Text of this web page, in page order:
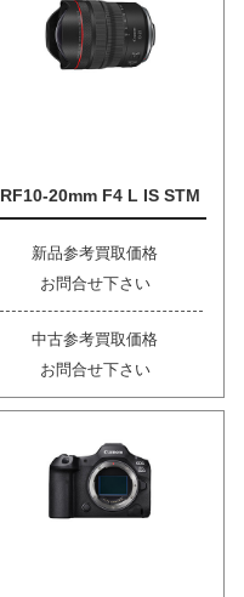
RF10-20mm F4 L IS STM
新品参考買取価格
お問合せ下さい
中古参考買取価格
お問合せ下さい